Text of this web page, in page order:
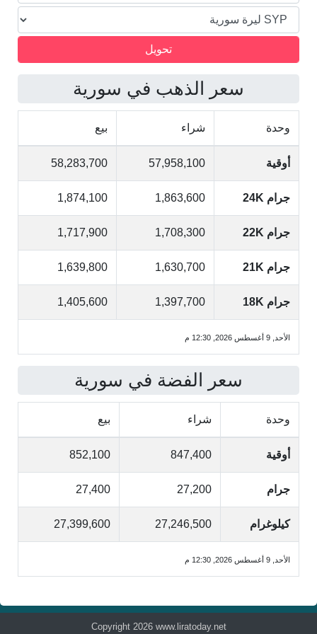
سعر الذهب في سورية
وحدة شراء بيع
أوقية 57,958,100
58,283,700
جرام 24K 1,863,600
1,874,100
جرام 22K 1,708,300
1,717,900
جرام 21K 1,630,700
1,639,800
جرام 18K 1,397,700
1,405,600
الأحد, 9 أغسطس 2026, 12:30 م
سعر الفضة في سورية
وحدة شراء بيع
أوقية 847,400
852,100
جرام 27,200
27,400
كيلوغرام 27,246,500
27,399,600
الأحد, 9 أغسطس 2026, 12:30 م
Copyright 2026 www.liratoday.net